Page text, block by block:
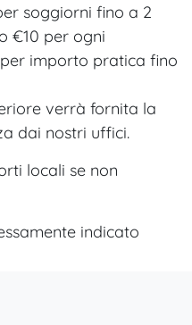
soggiorni fino a 2
€10 per ogni
importo pratica fino
verrà fornita la
dai nostri uffici.
locali se non
indicato